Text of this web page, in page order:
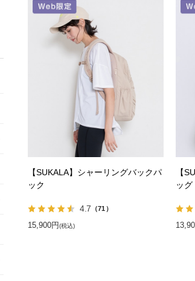
【SUKALA】シャーリングバックパ
ック
4.7 （71）
15,900円(税込)
【
ッグ